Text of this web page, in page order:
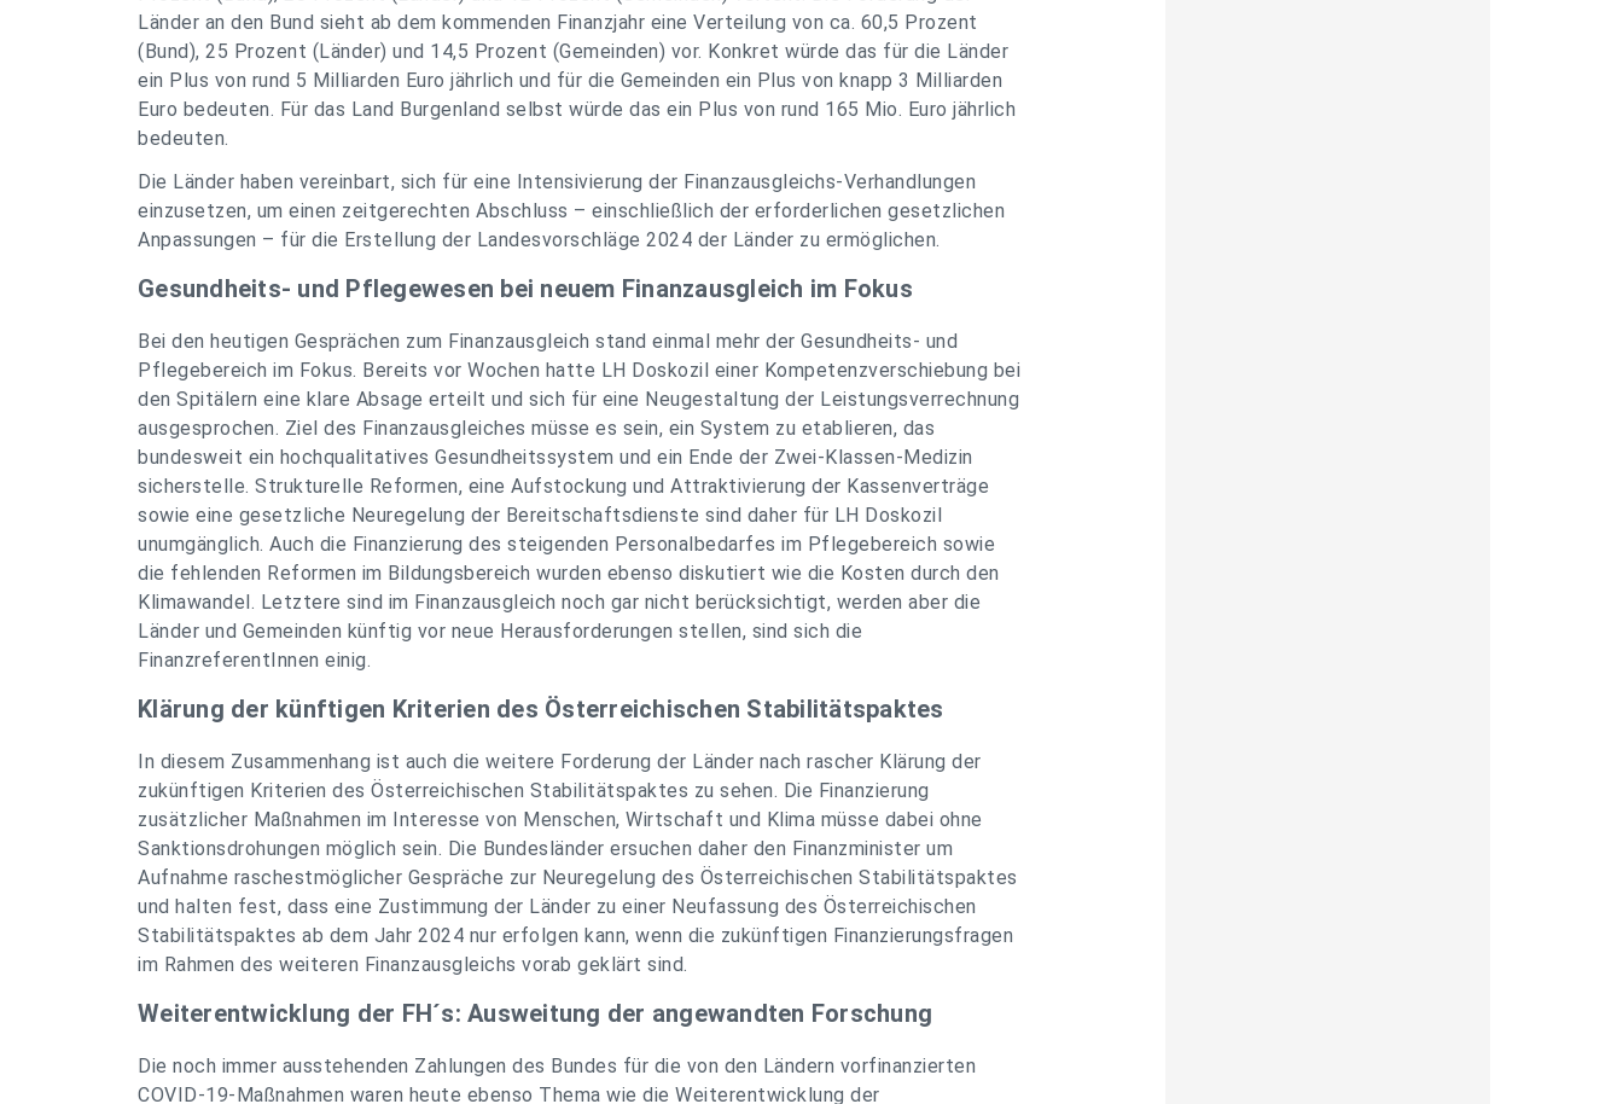
Länder an den Bund sieht ab dem kommenden Finanzjahr eine Verteilung von ca. 60,5 Prozent
(Bund), 25 Prozent (Länder) und 14,5 Prozent (Gemeinden) vor. Konkret würde das für die Länder
ein Plus von rund 5 Milliarden Euro jährlich und für die Gemeinden ein Plus von knapp 3 Milliarden
Euro bedeuten. Für das Land Burgenland selbst würde das ein Plus von rund 165 Mio. Euro jährlich
bedeuten.
Die Länder haben vereinbart, sich für eine Intensivierung der Finanzausgleichs-Verhandlungen
einzusetzen, um einen zeitgerechten Abschluss – einschließlich der erforderlichen gesetzlichen
Anpassungen – für die Erstellung der Landesvorschläge 2024 der Länder zu ermöglichen.
Gesundheits- und Pflegewesen bei neuem Finanzausgleich im Fokus
Bei den heutigen Gesprächen zum Finanzausgleich stand einmal mehr der Gesundheits- und
Pflegebereich im Fokus. Bereits vor Wochen hatte LH Doskozil einer Kompetenzverschiebung bei
den Spitälern eine klare Absage erteilt und sich für eine Neugestaltung der Leistungsverrechnung
ausgesprochen. Ziel des Finanzausgleiches müsse es sein, ein System zu etablieren, das
bundesweit ein hochqualitatives Gesundheitssystem und ein Ende der Zwei-Klassen-Medizin
sicherstelle. Strukturelle Reformen, eine Aufstockung und Attraktivierung der Kassenverträge
sowie eine gesetzliche Neuregelung der Bereitschaftsdienste sind daher für LH Doskozil
unumgänglich. Auch die Finanzierung des steigenden Personalbedarfes im Pflegebereich sowie
die fehlenden Reformen im Bildungsbereich wurden ebenso diskutiert wie die Kosten durch den
Klimawandel. Letztere sind im Finanzausgleich noch gar nicht berücksichtigt, werden aber die
Länder und Gemeinden künftig vor neue Herausforderungen stellen, sind sich die
FinanzreferentInnen einig.
Klärung der künftigen Kriterien des Österreichischen Stabilitätspaktes
In diesem Zusammenhang ist auch die weitere Forderung der Länder nach rascher Klärung der
zukünftigen Kriterien des Österreichischen Stabilitätspaktes zu sehen. Die Finanzierung
zusätzlicher Maßnahmen im Interesse von Menschen, Wirtschaft und Klima müsse dabei ohne
Sanktionsdrohungen möglich sein. Die Bundesländer ersuchen daher den Finanzminister um
Aufnahme raschestmöglicher Gespräche zur Neuregelung des Österreichischen Stabilitätspaktes
und halten fest, dass eine Zustimmung der Länder zu einer Neufassung des Österreichischen
Stabilitätspaktes ab dem Jahr 2024 nur erfolgen kann, wenn die zukünftigen Finanzierungsfragen
im Rahmen des weiteren Finanzausgleichs vorab geklärt sind.
Weiterentwicklung der FH´s: Ausweitung der angewandten Forschung
Die noch immer ausstehenden Zahlungen des Bundes für die von den Ländern vorfinanzierten
COVID-19-Maßnahmen waren heute ebenso Thema wie die Weiterentwicklung der